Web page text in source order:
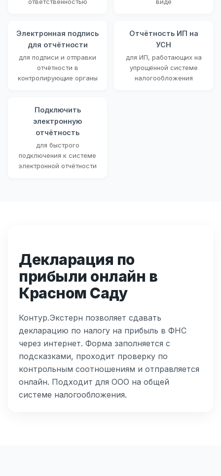
Электронная подпись
для отчётности
для подписи и отправки
отчётности в
контролирующие органы
Отчётность ИП на
УСН
для ИП, работающих на
упрощённой системе
налогообложения
Подключить
электронную
отчётность
для быстрого
подключения к системе
электронной отчётности
Декларация по
прибыли онлайн в
Красном Саду
Контур.Экстерн позволяет сдавать
декларацию по налогу на прибыль в ФНС
через интернет. Форма заполняется с
подсказками, проходит проверку по
контрольным соотношениям и отправляется
онлайн. Подходит для ООО на общей
системе налогообложения.